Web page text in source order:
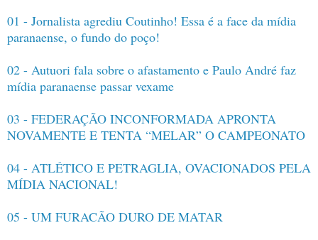
01 - Jornalista agrediu Coutinho! Essa é a face da mídia
paranaense, o fundo do poço!
02 - Autuori fala sobre o afastamento e Paulo André faz
mídia paranaense passar vexame
03 - FEDERAÇÃO INCONFORMADA APRONTA
NOVAMENTE E TENTA “MELAR” O CAMPEONATO
04 - ATLÉTICO E PETRAGLIA, OVACIONADOS PELA
MÍDIA NACIONAL!
05 - UM FURACÃO DURO DE MATAR